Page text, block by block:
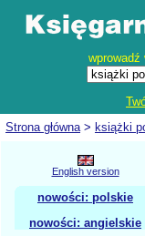
wprowadź
Strona główna> książki
English version
nowości: polskie
nowości: angielskie